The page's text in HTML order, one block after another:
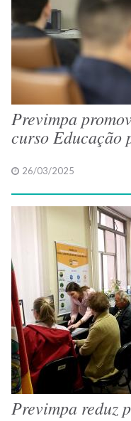
Previmpa
curso Educação
26/03/2025
Previmpa reduz